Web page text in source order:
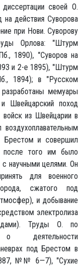
своей О.
на действия Суворова
при Нови. Суворову
Орлова: "Штурм
1890), "Суворов на
и 2-е 1895), "Штурм
1894); в "Русском
мемуары
и Швейцарский поход
войск из Швейцарии в
Брестом и совершил
после того им было
научными целями. Он
для военного
сжатого под
и добывание
электролиза
Труды О. по
о деятельности
под Брестом в
№№ 6—7), "Сухие